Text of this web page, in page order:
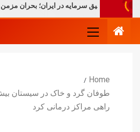
تعلیق سرمایه در ایران؛ بحران مزمن ارزش
Home
راهی مراکز درمانی کرد